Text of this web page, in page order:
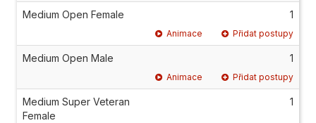
Medium Open Female 1
Animace Přidat postupy
Medium Open Male 1
Animace Přidat postupy
Medium Super Veteran
Female
1